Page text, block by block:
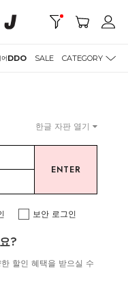
DDO SALE CATEGORY
한글 자판 열기
ENTER
보안 로그인
?
할인 혜택을 받으실 수